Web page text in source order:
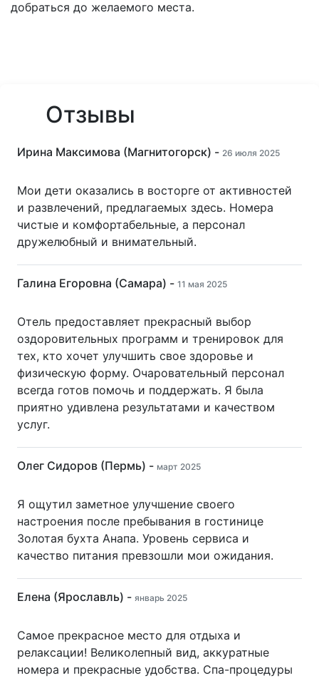
добраться до желаемого места.
Отзывы
Ирина Максимова (Магнитогорск) - 26 июля 2025
Мои дети оказались в восторге от активностей
и развлечений, предлагаемых здесь. Номера
чистые и комфортабельные, а персонал
дружелюбный и внимательный.
Галина Егоровна (Самара) - 11 мая 2025
Отель предоставляет прекрасный выбор
оздоровительных программ и тренировок для
тех, кто хочет улучшить свое здоровье и
физическую форму. Очаровательный персонал
всегда готов помочь и поддержать. Я была
приятно удивлена результатами и качеством
услуг.
Олег Сидоров (Пермь) - март 2025
Я ощутил заметное улучшение своего
настроения после пребывания в гостинице
Золотая бухта Анапа. Уровень сервиса и
качество питания превзошли мои ожидания.
Елена (Ярославль) - январь 2025
Самое прекрасное место для отдыха и
релаксации! Великолепный вид, аккуратные
номера и прекрасные удобства. Спа-процедуры